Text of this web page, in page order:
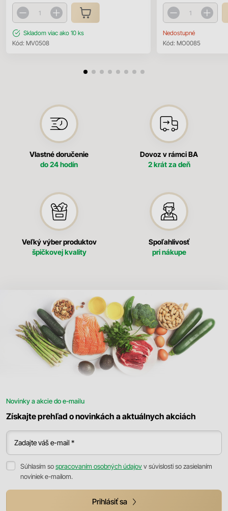
Skladom viac ako 10 ks
Kód: MV0508
Nedostupné
Kód: MO0085
Vlastné doručenie
do 24 hodín
Dovoz v rámci BA
2 krát za deň
Veľký výber produktov
špičkovej kvality
Spoľahlivosť
pri nákupe
Novinky a akcie do e-mailu
Získajte prehľad o novinkách a aktuálnych akciách
Zadajte váš e-mail *
Súhlasím sospracovaním osobných údajovv súvislosti so zasielaním
noviniek e-mailom.
Prihlásiť sa